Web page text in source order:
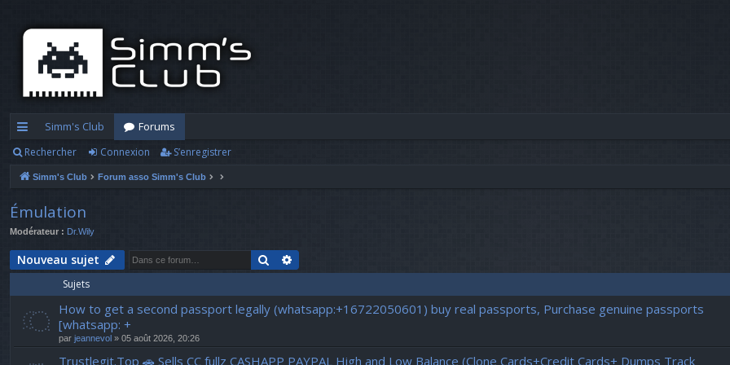
cc
ès
ra
pi
d
Simm's Club
Forums
Rechercher Connexion S’enregistrer
Simm's Club Forum asso Simm's Club
Émulation
Modérateur : Dr.Wily
Nouveau sujet Rechercher
Sujets
How to get a second passport legally (whatsapp:+16722050601) buy real passports, Purchase genuine passports
[whatsapp: +
par jeannevol » 05 août 2026, 20:26
Trustlegit.Top 🚗 Sells CC fullz CASHAPP PAYPAL High and Low Balance (Clone Cards+Credit Cards+ Dumps Track